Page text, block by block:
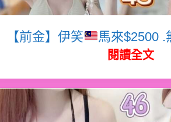
【前金】伊笑 馬來$2500 .
閱讀全文